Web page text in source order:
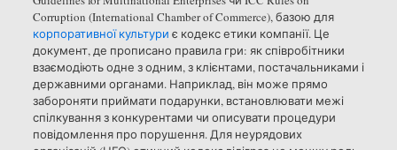
Corruption (International Chamber of Commerce), базою для
корпоративної культури є кодекс етики компанії. Це
документ, де прописано правила гри: як співробітники
взаємодіють одне з одним, з клієнтами, постачальниками і
державними органами. Наприклад, він може прямо
забороняти приймати подарунки, встановлювати межі
спілкування з конкурентами чи описувати процедури
повідомлення про порушення. Для неурядових